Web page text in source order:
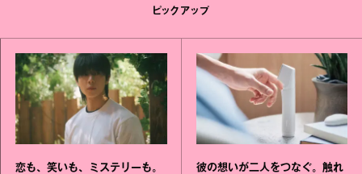
ピックアップ
恋も、笑いも、ミステリーも。
彼の想いが二人をつなぐ。触れ